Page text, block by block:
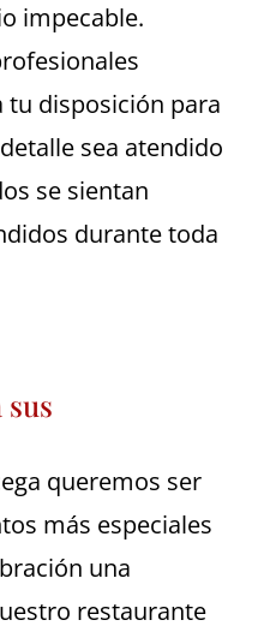
impecable.
tu disposición para
sea atendido
se sientan
durante toda
sus
queremos ser
más especiales
una
restaurante